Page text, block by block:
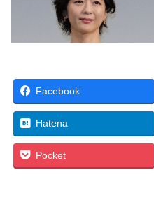
Facebook
Hatena
Pocket